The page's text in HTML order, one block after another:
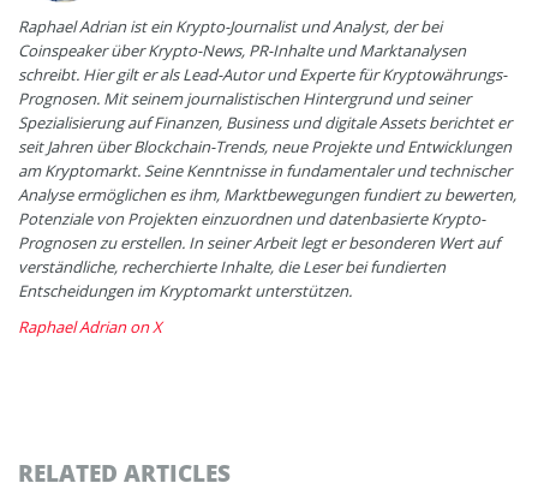
Raphael Adrian ist ein Krypto-Journalist und Analyst, der bei
Coinspeaker über Krypto-News, PR-Inhalte und Marktanalysen
schreibt. Hier gilt er als Lead-Autor und Experte für Kryptowährungs-
Prognosen. Mit seinem journalistischen Hintergrund und seiner
Spezialisierung auf Finanzen, Business und digitale Assets berichtet er
seit Jahren über Blockchain-Trends, neue Projekte und Entwicklungen
am Kryptomarkt. Seine Kenntnisse in fundamentaler und technischer
Analyse ermöglichen es ihm, Marktbewegungen fundiert zu bewerten,
Potenziale von Projekten einzuordnen und datenbasierte Krypto-
Prognosen zu erstellen. In seiner Arbeit legt er besonderen Wert auf
verständliche, recherchierte Inhalte, die Leser bei fundierten
Entscheidungen im Kryptomarkt unterstützen.
Raphael Adrian on X
RELATED ARTICLES